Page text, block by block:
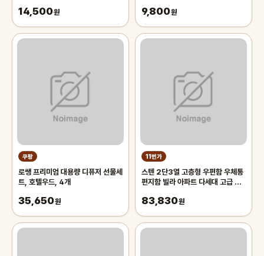
14,500원 9,800원
쿠팡
로쌩 프리미엄 대용량 디퓨저 선물세
트, 호텔우드, 4개
35,650원
11번가
스텐 2단3열 고층형 우편함 우체통
편지함 빌라 아파트 다세대 고급 스
83,830원